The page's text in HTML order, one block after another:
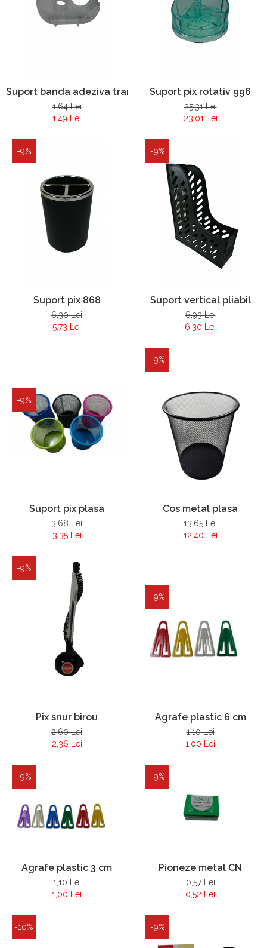
Suport banda adeziva transparent
1,64 Lei
1,49 Lei
Suport pix rotativ 996
25,31 Lei
23,01 Lei
-9%
Suport pix 868
6,30 Lei
5,73 Lei
-9%
Suport vertical pliabil
6,93 Lei
6,30 Lei
-9%
Suport pix plasa
3,68 Lei
3,35 Lei
-9%
Cos metal plasa
13,65 Lei
12,40 Lei
-9%
Pix snur birou
2,60 Lei
2,36 Lei
-9%
Agrafe plastic 6 cm
1,10 Lei
1,00 Lei
-9%
Agrafe plastic 3 cm
1,10 Lei
1,00 Lei
-9%
Pioneze metal CN
0,57 Lei
0,52 Lei
-10% -9%